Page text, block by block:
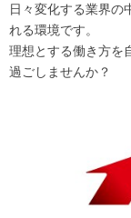
日々変化する業界の
れる環境です。
理想とする働き方を
過ごしませんか？